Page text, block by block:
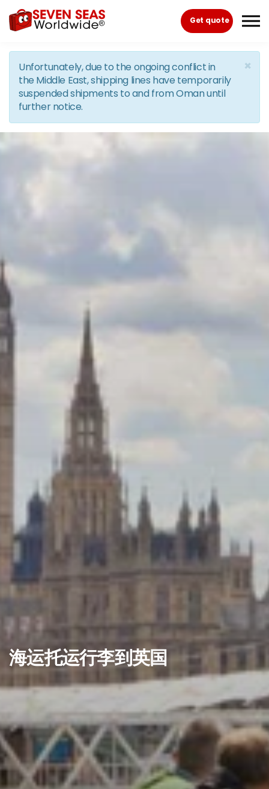
Skip to the content
Get quote
×
Unfortunately, due to the ongoing conflict in
the Middle East, shipping lines have temporarily
suspended shipments to and from Oman until
further notice.
海运托运行李到英国